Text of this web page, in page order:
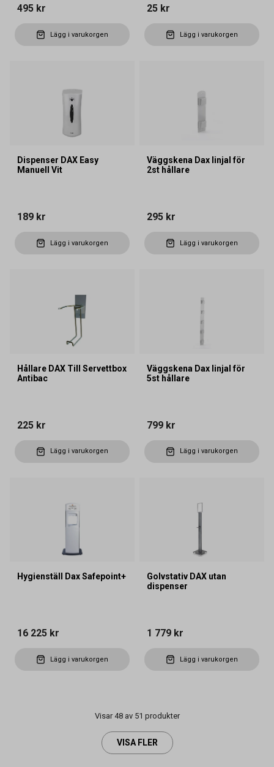
495 kr
Lägg i varukorgen
25 kr
Lägg i varukorgen
Dispenser DAX Easy
Manuell Vit
189 kr
Lägg i varukorgen
Väggskena Dax linjal för
2st hållare
295 kr
Lägg i varukorgen
Hållare DAX Till Servettbox
Antibac
225 kr
Lägg i varukorgen
Väggskena Dax linjal för
5st hållare
799 kr
Lägg i varukorgen
Hygienställ Dax Safepoint+
16 225 kr
Lägg i varukorgen
Golvstativ DAX utan
dispenser
1 779 kr
Lägg i varukorgen
Visar 48 av 51 produkter
VISA FLER